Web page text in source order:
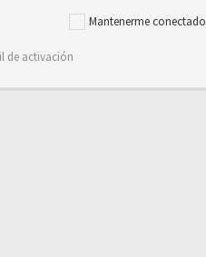
Mantenerme conectado
de activación